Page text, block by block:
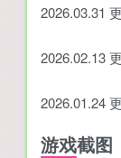
2026.03.31
2026.02.13
2026.01.24
游戏截图